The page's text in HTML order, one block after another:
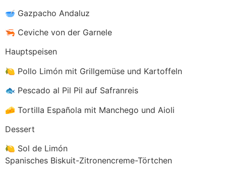
🥣 Gazpacho Andaluz
🦐 Ceviche von der Garnele
Hauptspeisen
🍋 Pollo Limón mit Grillgemüse und Kartoffeln
🐟 Pescado al Pil Pil auf Safranreis
🧀 Tortilla Española mit Manchego und Aioli
Dessert
🍋 Sol de Limón
Spanisches Biskuit-Zitronencreme-Törtchen